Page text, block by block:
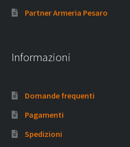
Partner Armeria Pesaro
Informazioni
Domande frequenti
Pagamenti
Spedizioni